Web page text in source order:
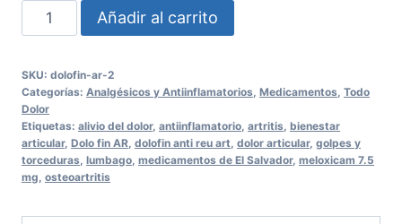
Dolofin
AR
Tabletas
-
Apoyo
para
Dolor
Añadir al carrito
SKU: dolofin-ar-2
Categorías: Analgésicos y Antiinflamatorios Medicamentos Todo
Dolor
Etiquetas: alivio del dolor, antiinflamatorio artritis bienestar
articular, Dolo fin AR dolofin anti reu art dolor articular, golpes y
torceduras lumbago medicamentos de El Salvador, meloxicam 7.5
mg osteoartritis